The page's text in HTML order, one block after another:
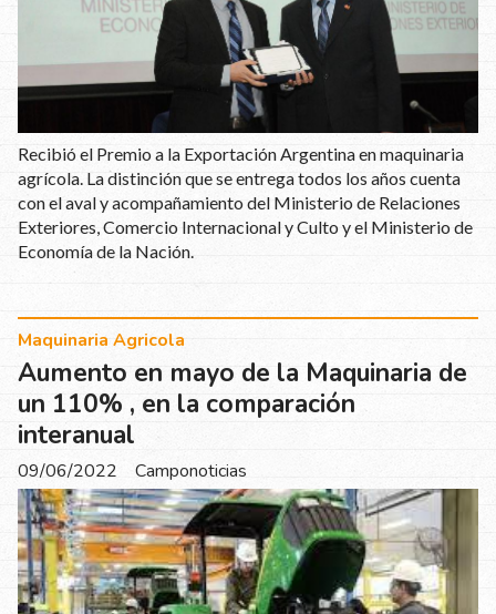
Recibió el Premio a la Exportación Argentina en maquinaria
agrícola. La distinción que se entrega todos los años cuenta
con el aval y acompañamiento del Ministerio de Relaciones
Exteriores, Comercio Internacional y Culto y el Ministerio de
Economía de la Nación.
Aumento en mayo de la Maquinaria de
un 110% , en la comparación
interanual
Camponoticias
Maquinaria Agricola
09/06/2022